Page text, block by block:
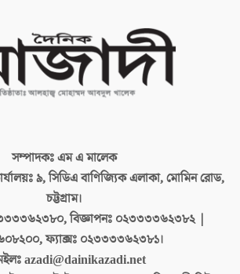
সম্পাদকঃএম এ মালেক
৯, সিডিএ বাণিজ্যিক এলাকা, মোমিন রোড,
চট্টগ্রাম।
বিজ্ঞাপনঃ ০২৩৩৩৩৬২৩৮২ |
ফ্যাক্সঃ ০২৩৩৩৩৬২৩৮১।
azadi@dainikazadi.net